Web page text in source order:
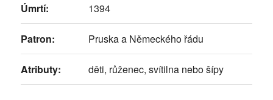
Úmrtí: 1394
Patron: Pruska a Německého řádu
Atributy: děti, růženec, svítilna nebo šípy